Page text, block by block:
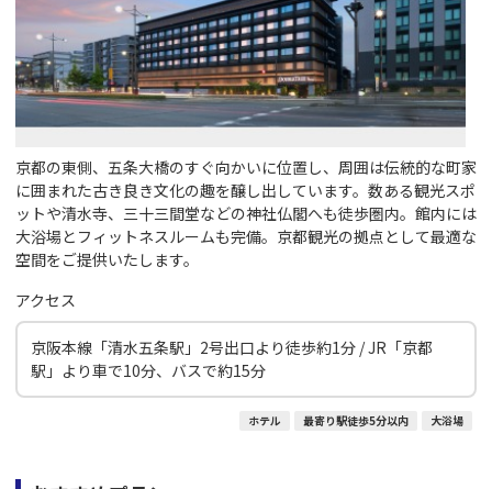
京都の東側、五条大橋のすぐ向かいに位置し、周囲は伝統的な町家
に囲まれた古き良き文化の趣を醸し出しています。数ある観光スポ
ットや清水寺、三十三間堂などの神社仏閣へも徒歩圏内。館内には
大浴場とフィットネスルームも完備。京都観光の拠点として最適な
空間をご提供いたします。
アクセス
京阪本線「清水五条駅」2号出口より徒歩約1分 / JR「京都
駅」より車で10分、バスで約15分
ホテル 最寄り駅徒歩5分以内 大浴場